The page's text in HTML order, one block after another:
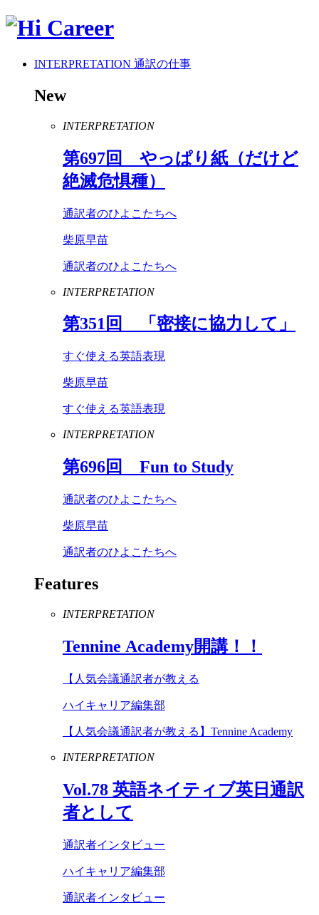
INTERPRETATION 通訳の仕事
New
INTERPRETATION
第697回 やっぱり紙（だけど
絶滅危惧種）
通訳者のひよこたちへ
柴原早苗
通訳者のひよこたちへ
INTERPRETATION
第351回 「密接に協力して」
すぐ使える英語表現
柴原早苗
すぐ使える英語表現
INTERPRETATION
第696回 Fun to Study
通訳者のひよこたちへ
柴原早苗
通訳者のひよこたちへ
Features
INTERPRETATION
Tennine Academy開講！！
【人気会議通訳者が教える
ハイキャリア編集部
【人気会議通訳者が教える】Tennine Academy
INTERPRETATION
Vol.78 英語ネイティブ英日通訳
者として
通訳者インタビュー
ハイキャリア編集部
通訳者インタビュー